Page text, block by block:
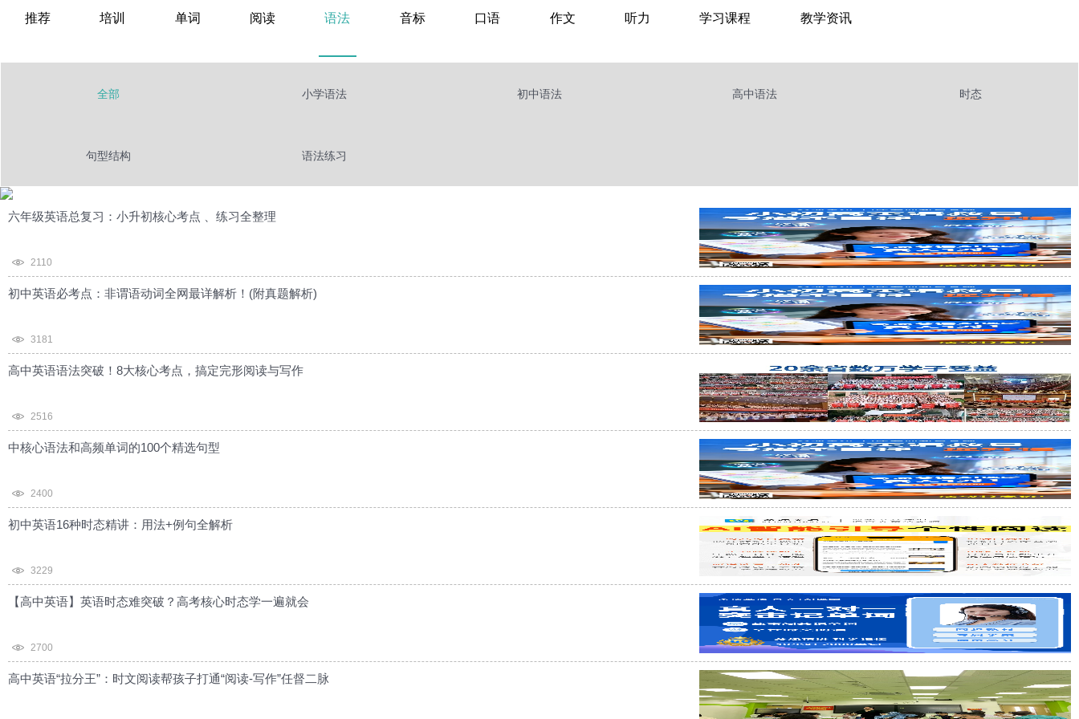
推荐 培训 单词 阅读 语法 音标 口语 作文 听力 学习课程 教学资讯
全部 小学语法 初中语法 高中语法 时态
句型结构 语法练习
六年级英语总复习：小升初核心考点 、练习全整理
2110
初中英语必考点：非谓语动词全网最详解析！(附真题解析)
3181
高中英语语法突破！8大核心考点，搞定完形阅读与写作
2516
中核心语法和高频单词的100个精选句型
2400
初中英语16种时态精讲：用法+例句全解析
3229
【高中英语】英语时态难突破？高考核心时态学一遍就会
2700
高中英语“拉分王”：时文阅读帮孩子打通“阅读-写作”任督二脉